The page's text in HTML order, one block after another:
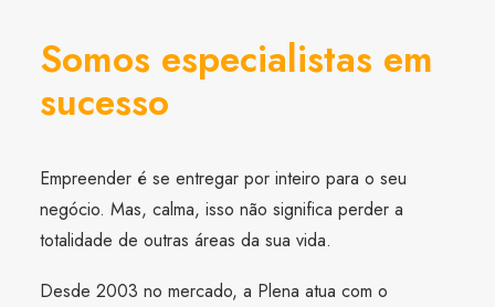
Somos especialistas em
sucesso
Empreender é se entregar por inteiro para o seu
negócio. Mas, calma, isso não significa perder a
totalidade de outras áreas da sua vida.
Desde 2003 no mercado, a Plena atua com o